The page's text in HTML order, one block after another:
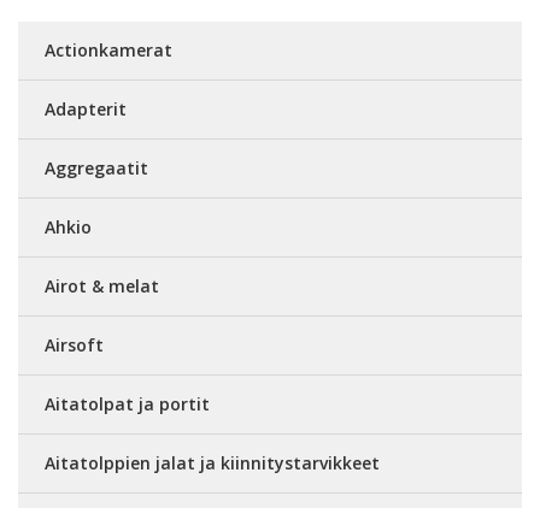
Actionkamerat
Adapterit
Aggregaatit
Ahkio
Airot & melat
Airsoft
Aitatolpat ja portit
Aitatolppien jalat ja kiinnitystarvikkeet